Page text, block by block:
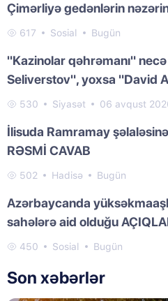
Çimərliyə gedənlərin
617 Sosial Bugün
"Kazinolar qəhrəmanı"
Seliverstov", yoxsa "David
530 Siyasət 06 avqust
İlisuda Ramramay
RƏSMİ CAVAB
502 Hadisə Bugün
Azərbaycanda
sahələrə aid olduğu
450 Sosial Bugün
Son xəbərlər